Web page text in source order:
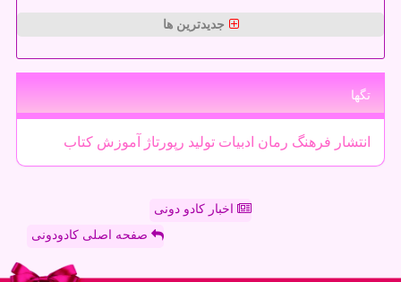
جدیدترین ها
تگها
انتشار فرهنگ رمان ادبیات تولید رپورتاژ آموزش كتاب
اخبار کادو دونی
صفحه اصلی کادودونی